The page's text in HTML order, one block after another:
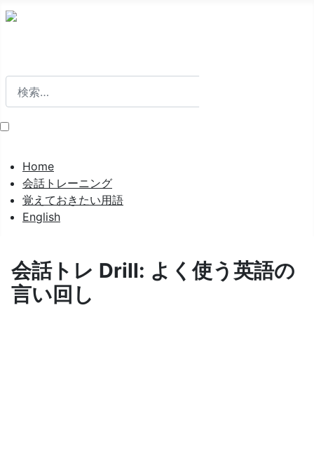
Home
会話トレーニング
覚えておきたい用語
English
会話トレ Drill: よく使う英語の
言い回し